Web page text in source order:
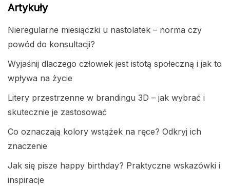
Artykuły
Nieregularne miesiączki u nastolatek – norma czy
powód do konsultacji?
Wyjaśnij dlaczego człowiek jest istotą społeczną i jak to
wpływa na życie
Litery przestrzenne w brandingu 3D – jak wybrać i
skutecznie je zastosować
Co oznaczają kolory wstążek na ręce? Odkryj ich
znaczenie
Jak się pisze happy birthday? Praktyczne wskazówki i
inspiracje